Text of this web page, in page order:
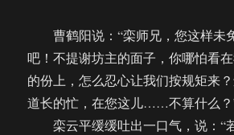
曹鹤阳说：“栾师兄，您这样未
吧！不提谢坊主的面子，你哪怕看
的份上，怎么忍心让我们按规矩来
道长的忙，在您这儿……不算什么
栾云平缓缓吐出一口气，说：“